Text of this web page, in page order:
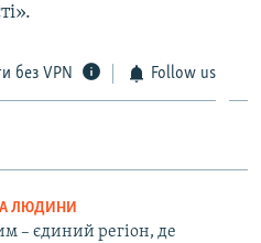
без VPN Follow us
ЛЮДИНИ
– єдиний регіон, де